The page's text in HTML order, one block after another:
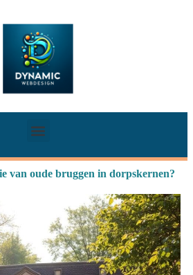
van oude bruggen in dorpskernen?